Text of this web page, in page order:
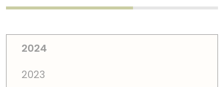
2024
2023